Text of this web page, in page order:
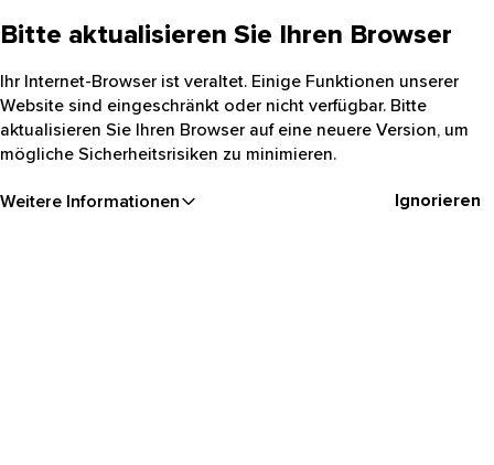
Bitte aktualisieren Sie Ihren Browser
Ihr Internet-Browser ist veraltet. Einige Funktionen unserer
Website sind eingeschränkt oder nicht verfügbar. Bitte
aktualisieren Sie Ihren Browser auf eine neuere Version, um
mögliche Sicherheitsrisiken zu minimieren.
Weitere Informationen Ignorieren